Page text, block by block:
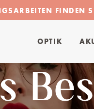
FINDEN
OPTIK